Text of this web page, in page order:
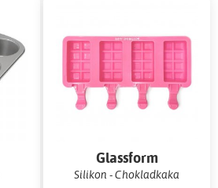
Glassform
Silikon - Chokladkaka